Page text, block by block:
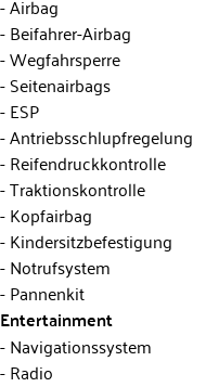
Airbag
Beifahrer-Airbag
Wegfahrsperre
Seitenairbags
ESP
Antriebsschlupfregelung
Reifendruckkontrolle
Traktionskontrolle
Kopfairbag
Kindersitzbefestigung
Notrufsystem
Pannenkit
Entertainment
Navigationssystem
Radio